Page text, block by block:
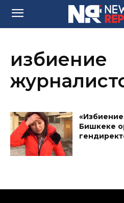
избиение
Бишкеке